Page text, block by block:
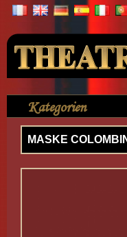
Kategorien
Maske > MASKE
MASKE